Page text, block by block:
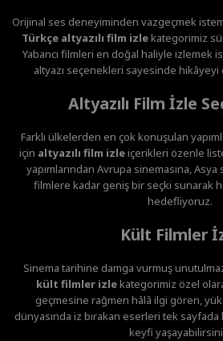
Orijinal ses deneyiminden vazgeçmek
Türkçe altyazılı film izlekategorimiz
Yabancı filmleri en doğal haliyle izlemek
altyazı seçenekleri sayesinde
Altyazılı Film İzle
Farklı ülkelerden en çok konuşulan
için altyazılı film izleiçerikleri özenle
yapımlarından Avrupa sinemasına, Asya
filmlere kadar geniş bir seçki sunarak
hedefliyoruz.
Kült Filmler
Sinema tarihine damga vurmuş
kült filmler izlekategorimiz özel
geçmesine rağmen hâlâ ilgi gören,
dünyasında iz bırakan eserleri tek
keyfi